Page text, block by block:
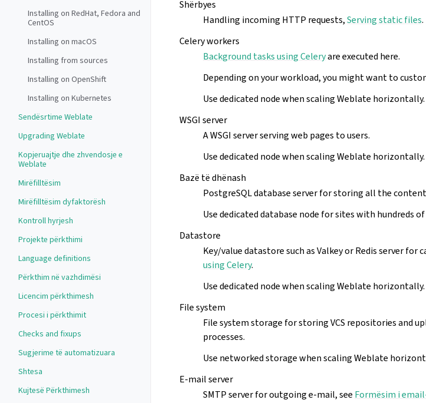
Installing on RedHat, Fedora and
CentOS
Installing on macOS
Installing from sources
Installing on OpenShift
Installing on Kubernetes
Sendësrtime Weblate
Upgrading Weblate
Kopjeruajtje dhe zhvendosje e
Weblate
Mirëfilltësim
Mirëfilltësim dyfaktorësh
Kontroll hyrjesh
Projekte përkthimi
Language definitions
Përkthim në vazhdimësi
Licencim përkthimesh
Procesi i përkthimit
Checks and fixups
Sugjerime të automatizuara
Shtesa
Kujtesë Përkthimesh
Shërbyes
Handling incoming HTTP requests,Serving static files.
Celery workers
Background tasks using Celeryare executed here.
Depending on your workload, you might want to
Use dedicated node when scaling Weblate horizontally.
WSGI server
A WSGI server serving web pages to users.
Use dedicated node when scaling Weblate horizontally.
Bazë të dhënash
PostgreSQL database server for storing all the
Use dedicated database node for sites with hundreds
Datastore
Key/value datastore such as Valkey or Redis server for
using Celery.
Use dedicated node when scaling Weblate horizontally.
File system
File system storage for storing VCS repositories and
processes.
Use networked storage when scaling Weblate
E-mail server
SMTP server for outgoing e-mail, see Formësim i